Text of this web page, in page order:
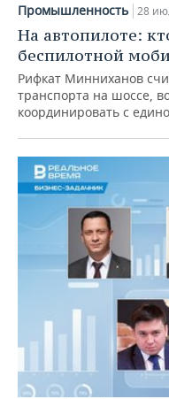
Промышленность 28
На автопилоте:
беспилотной
Рифкат Минниханов
транспорта на шоссе,
координировать с